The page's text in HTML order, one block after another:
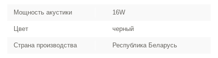
Мощность акустики 16W
Цвет черный
Страна производства Республика Беларусь